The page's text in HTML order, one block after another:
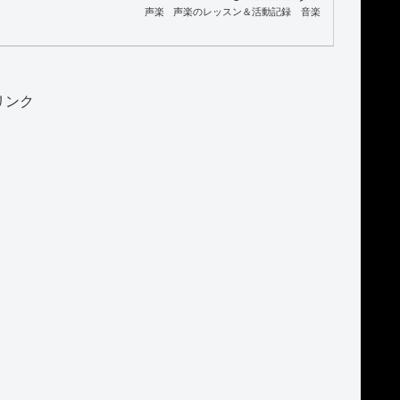
声楽
声楽のレッスン＆活動記録 音楽
ンク